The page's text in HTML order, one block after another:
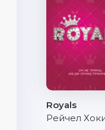
Royals
Рейчел